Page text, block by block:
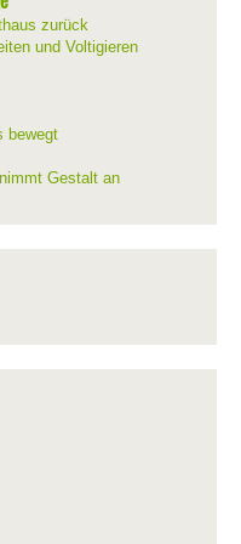
zurück
und Voltigieren
bewegt
Gestalt an